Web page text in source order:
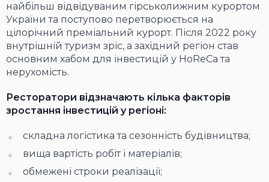
найбільш відвідуваним гірськолижним курортом
України та поступово перетворюється на
цілорічний преміальний курорт. Після 2022 року
внутрішній туризм зріс, а західний регіон став
основним хабом для інвестицій у HoReCa та
нерухомість.
Ресторатори відзначають кілька факторів
зростання інвестицій у регіоні:
складна логістика та сезонність будівництва;
вища вартість робіт і матеріалів;
обмежені строки реалізації;